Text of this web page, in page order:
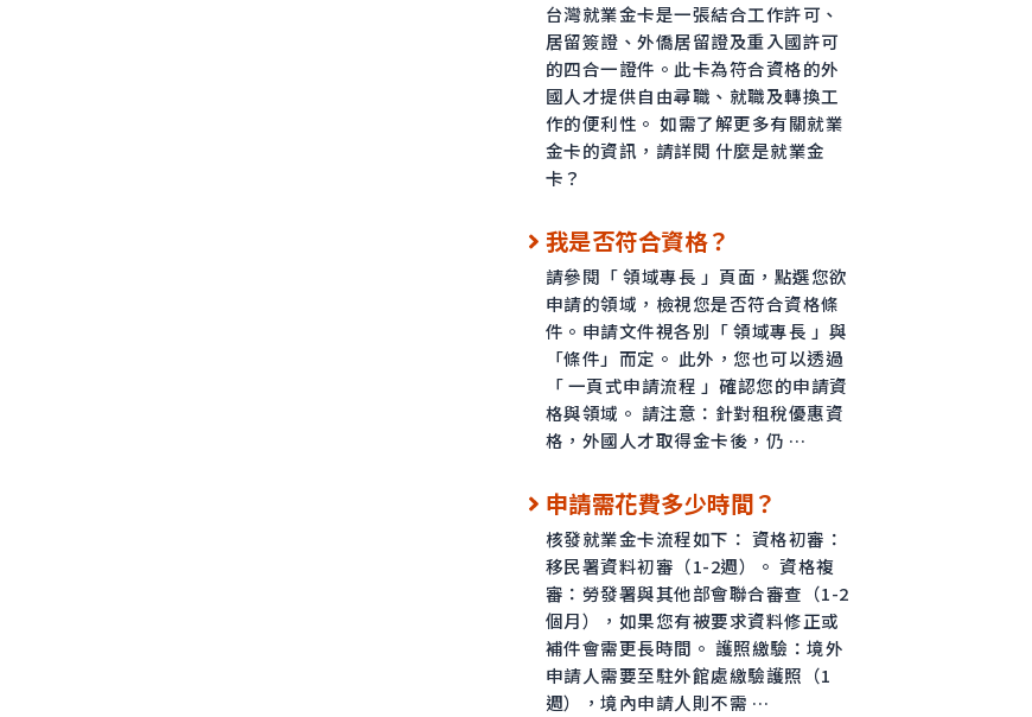
台灣就業金卡是一張結合工作許可、
居留簽證、外僑居留證及重入國許可
的四合一證件。此卡為符合資格的外
國人才提供自由尋職、就職及轉換工
作的便利性。 如需了解更多有關就業
金卡的資訊，請詳閱 什麼是就業金
卡？
我是否符合資格？
請參閱「 領域專長 」頁面，點選您欲
申請的領域，檢視您是否符合資格條
件。申請文件視各別「 領域專長 」與
「條件」而定。 此外，您也可以透過
「 一頁式申請流程 」確認您的申請資
格與領域。 請注意：針對租稅優惠資
格，外國人才取得金卡後，仍 …
申請需花費多少時間？
核發就業金卡流程如下： 資格初審：
移民署資料初審（1-2週）。 資格複
審：勞發署與其他部會聯合審查（1-2
個月），如果您有被要求資料修正或
補件會需更長時間。 護照繳驗：境外
申請人需要至駐外館處繳驗護照（1
週），境內申請人則不需 …